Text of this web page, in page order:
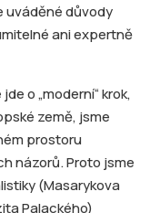
uváděné důvody
ani expertně
o „moderní“ krok,
země, jsme
prostoru
názorů. Proto jsme
(Masarykova
Palackého)